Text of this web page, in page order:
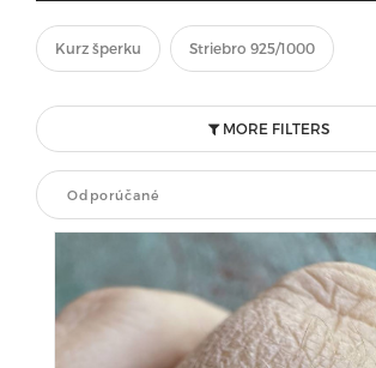
Kurz šperku Striebro 925/1000
MORE FILTERS
Odporúčané